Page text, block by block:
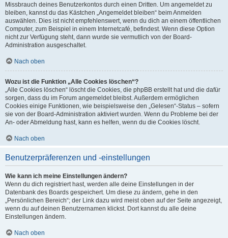
Missbrauch deines Benutzerkontos durch einen Dritten. Um angemeldet zu
bleiben, kannst du das Kästchen „Angemeldet bleiben“ beim Anmelden
auswählen. Dies ist nicht empfehlenswert, wenn du dich an einem öffentlichen
Computer, zum Beispiel in einem Internetcafé, befindest. Wenn diese Option
nicht zur Verfügung steht, dann wurde sie vermutlich von der Board-
Administration ausgeschaltet.
Nach oben
Wozu ist die Funktion „Alle Cookies löschen“?
„Alle Cookies löschen“ löscht die Cookies, die phpBB erstellt hat und die dafür
sorgen, dass du im Forum angemeldet bleibst. Außerdem ermöglichen
Cookies einige Funktionen, wie beispielsweise den „Gelesen“-Status – sofern
sie von der Board-Administration aktiviert wurden. Wenn du Probleme bei der
An- oder Abmeldung hast, kann es helfen, wenn du die Cookies löscht.
Nach oben
Benutzerpräferenzen und -einstellungen
Wie kann ich meine Einstellungen ändern?
Wenn du dich registriert hast, werden alle deine Einstellungen in der
Datenbank des Boards gespeichert. Um diese zu ändern, gehe in den
„Persönlichen Bereich“; der Link dazu wird meist oben auf der Seite angezeigt,
wenn du auf deinen Benutzernamen klickst. Dort kannst du alle deine
Einstellungen ändern.
Nach oben